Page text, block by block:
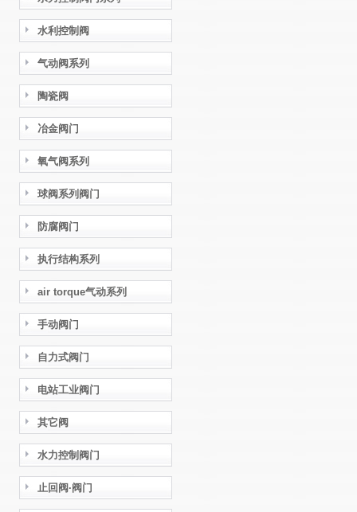
水利控制阀
气动阀系列
陶瓷阀
冶金阀门
氧气阀系列
球阀系列阀门
防腐阀门
执行结构系列
air torque气动系列
手动阀门
自力式阀门
电站工业阀门
其它阀
水力控制阀门
止回阀·阀门